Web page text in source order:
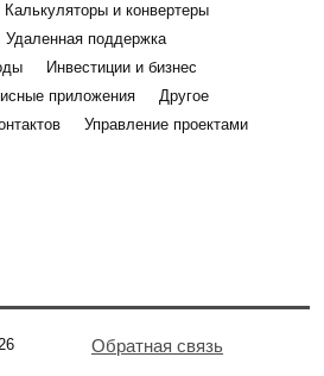
Калькуляторы и конвертеры
Удаленная поддержка
Инвестиции и бизнес
приложения
Другое
Управление проектами
Обратная связь